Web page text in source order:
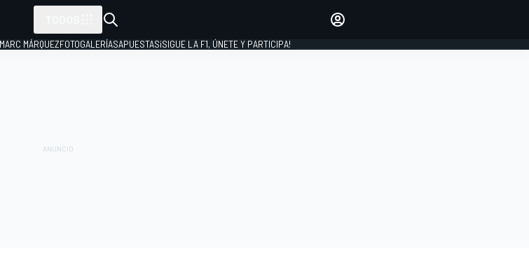
MARC MÁRQUEZFOTOGALERÍASAPUESTAS¡SIGUE LA F1, ÚNETE Y PARTICIPA!